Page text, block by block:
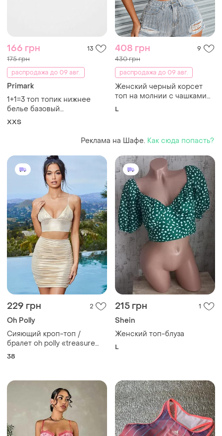
166 грн 13
175 грн
распродажа до 09 авг.
Primark
1+1=3 топ топик нижнее
белье базовый
классический primark сток
XХS
408 грн 9
430 грн
распродажа до 09 авг.
Женский черный корсет
топ на молнии с чашками
кроп топ майка
L
Реклама на Шафе. Как сюда попасть?
229 грн 2
Oh Polly
Сияющий кроп-топ /
бралет oh polly «treasure
island» с прозрачными
38
215 грн 1
Shein
Женский топ-блуза
L